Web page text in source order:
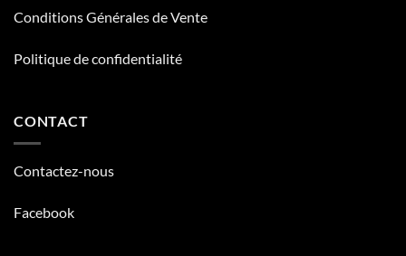
Conditions Générales de Vente
Politique de confidentialité
CONTACT
Contactez-nous
Facebook